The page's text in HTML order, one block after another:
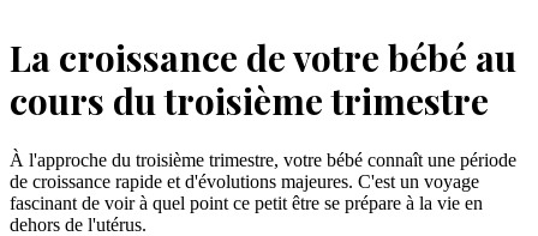
La croissance de votre bébé au
cours du troisième trimestre
À l'approche du troisième trimestre, votre bébé connaît une période
de croissance rapide et d'évolutions majeures. C'est un voyage
fascinant de voir à quel point ce petit être se prépare à la vie en
dehors de l'utérus.